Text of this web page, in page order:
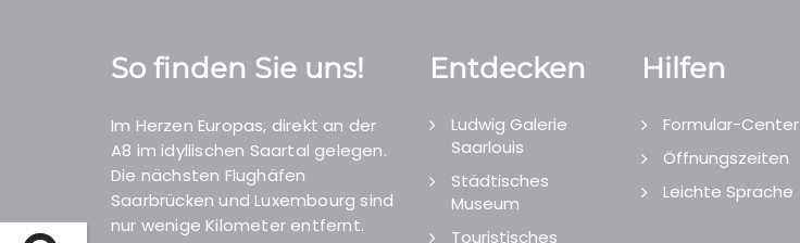
So finden Sie uns!
Im Herzen Europas, direkt an der
A8 im idyllischen Saartal gelegen.
Die nächsten Flughäfen
Saarbrücken und Luxembourg sind
nur wenige Kilometer entfernt.
Entdecken
Ludwig Galerie
Saarlouis
Städtisches
Museum
Touristisches
Hilfen
Formular-Center
Öffnungszeiten
Leichte Sprache